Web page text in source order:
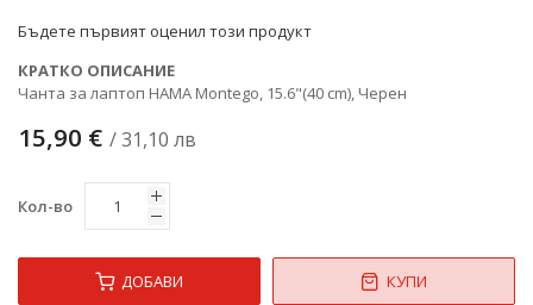
Бъдете първият оценил този продукт
КРАТКО ОПИСАНИЕ
Чанта за лаптоп HAMA Montego, 15.6"(40 cm), Черен
15,90 € / 31,10 лв
Кол-во
ДОБАВИ КУПИ
снимки